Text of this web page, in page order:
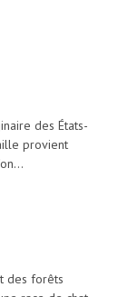
des États-
provient
des forêts